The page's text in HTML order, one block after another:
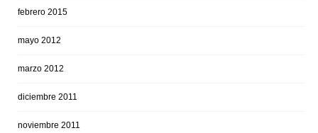
febrero 2015
mayo 2012
marzo 2012
diciembre 2011
noviembre 2011